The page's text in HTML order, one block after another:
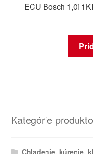
ECU Bosch 1,0i
Kategórie
Chladenie, kúrenie,